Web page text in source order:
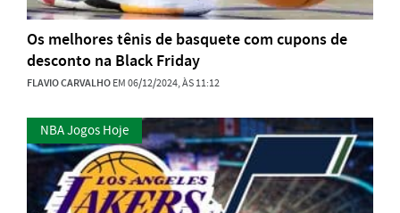
Os melhores tênis de basquete com cupons de
desconto na Black Friday
FLAVIO CARVALHOEM 06/12/2024, ÀS 11:12
NBA Jogos Hoje